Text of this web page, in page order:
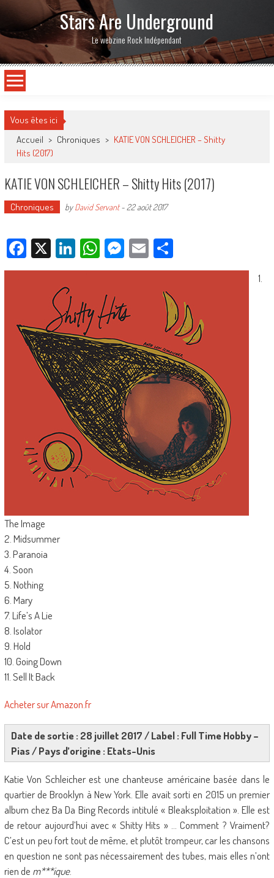
Stars Are Underground
Le webzine Rock Indépendant
Vous êtes ici
Accueil > Chroniques > KATIE VON SCHLEICHER – Shitty
Hits (2017)
KATIE VON SCHLEICHER – Shitty Hits (2017)
Chroniques byDavid Servant- 22 août 2017
Facebook
X LinkedIn
WhatsApp
Messenger
EmailPartager
1.
The Image
2. Midsummer
3. Paranoia
4. Soon
5. Nothing
6. Mary
7. Life’s A Lie
8. Isolator
9. Hold
10. Going Down
11. Sell It Back
Acheter sur Amazon.fr
Date de sortie : 28 juillet 2017 / Label : Full Time Hobby –
Pias / Pays d’origine : Etats-Unis
Katie Von Schleicher est une chanteuse américaine basée dans le
quartier de Brooklyn à New York. Elle avait sorti en 2015 un premier
album chez Ba Da Bing Records intitulé « Bleaksploitation ». Elle est
de retour aujourd’hui avec « Shitty Hits » … Comment ? Vraiment?
C’est un peu fort tout de même, et plutôt trompeur, car les chansons
en question ne sont pas nécessairement des tubes, mais elles n’ont
rien de m***ique.